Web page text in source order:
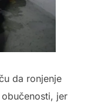
da ronjenje
jer